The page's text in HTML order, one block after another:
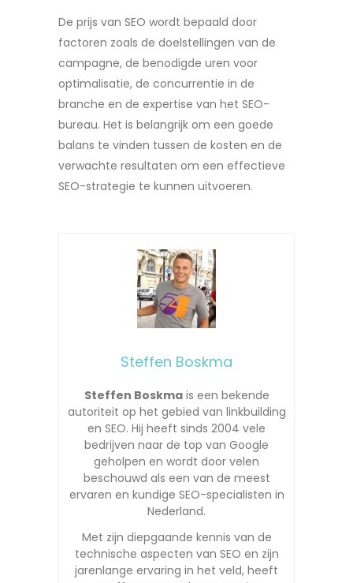
De prijs van SEO wordt bepaald door
factoren zoals de doelstellingen van de
campagne, de benodigde uren voor
optimalisatie, de concurrentie in de
branche en de expertise van het SEO-
bureau. Het is belangrijk om een goede
balans te vinden tussen de kosten en de
verwachte resultaten om een effectieve
SEO-strategie te kunnen uitvoeren.
Steffen Boskma
Steffen Boskmais een bekende
autoriteit op het gebied van linkbuilding
en SEO. Hij heeft sinds 2004 vele
bedrijven naar de top van Google
geholpen en wordt door velen
beschouwd als een van de meest
ervaren en kundige SEO-specialisten in
Nederland.
Met zijn diepgaande kennis van de
technische aspecten van SEO en zijn
jarenlange ervaring in het veld, heeft